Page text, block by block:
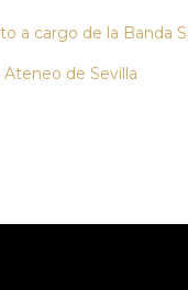
a cargo de la Banda
de Sevilla